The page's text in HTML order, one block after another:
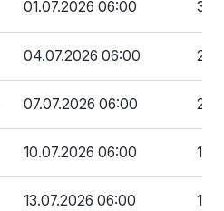
01.07.2026 06:00 3
04.07.2026 06:00 2
07.07.2026 06:00 2
10.07.2026 06:00 1
13.07.2026 06:00 106